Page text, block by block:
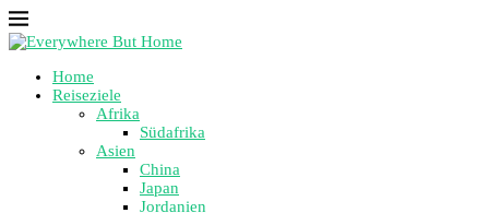
Home
Reiseziele
Afrika
Südafrika
Asien
China
Japan
Jordanien